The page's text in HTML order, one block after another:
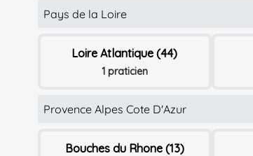
Pays de la Loire
Loire Atlantique (44)
1 praticien
Provence Alpes Cote D'Azur
Bouches du Rhone (13)